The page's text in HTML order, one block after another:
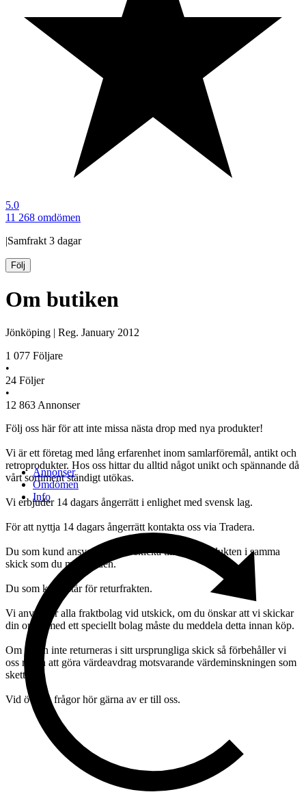
5.0
11 268 omdömen
|Samfrakt 3 dagar
Följ
Om butiken
Jönköping Reg. January 2012
1 077 Följare
•
24 Följer
•
12 863Annonser
Följ oss här för att inte missa nästa drop med nya produkter!
Vi är ett företag med lång erfarenhet inom samlarföremål, antikt och
retroprodukter. Hos oss hittar du alltid något unikt och spännande då
vårt sortiment ständigt utökas.
Vi erbjuder 14 dagars ångerrätt i enlighet med svensk lag.
För att nyttja 14 dagars ångerrätt kontakta oss via Tradera.
Du som kund ansvarar för att skicka tillbaka produkten i samma
skick som du mottog den.
Du som kund står för returfrakten.
Vi använder alla fraktbolag vid utskick, om du önskar att vi skickar
din order med ett speciellt bolag måste du meddela detta innan köp.
Om varan inte returneras i sitt ursprungliga skick så förbehåller vi
oss rätten att göra värdeavdrag motsvarande värdeminskningen som
skett.
Vid övriga frågor hör gärna av er till oss.
Annonser
Omdömen
Info